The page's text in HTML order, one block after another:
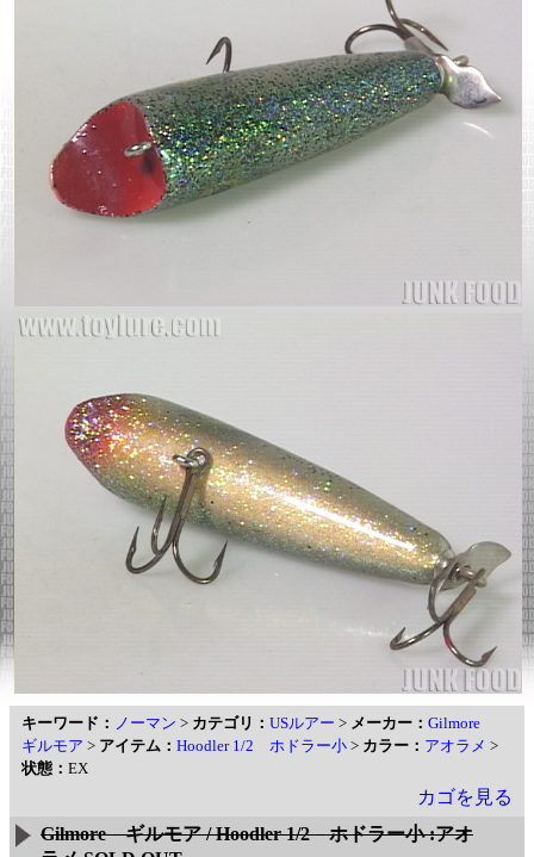
キーワード： ノーマン > カテゴリ： USルアー > メーカー： Gilmore
ギルモア > アイテム： Hoodler 1/2 ホドラー小 > カラー： アオラメ >
状態： EX
カゴを見る
Gilmore ギルモア / Hoodler 1/2 ホドラー小 :アオ